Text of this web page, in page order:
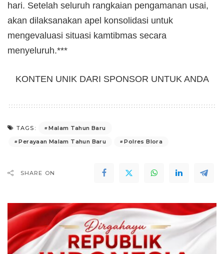
hari. Setelah seluruh rangkaian pengamanan usai,
akan dilaksanakan apel konsolidasi untuk
mengevaluasi situasi kamtibmas secara
menyeluruh.***
KONTEN UNIK DARI SPONSOR UNTUK ANDA
TAGS:
Malam Tahun Baru
Perayaan Malam Tahun Baru
Polres Blora
SHARE ON